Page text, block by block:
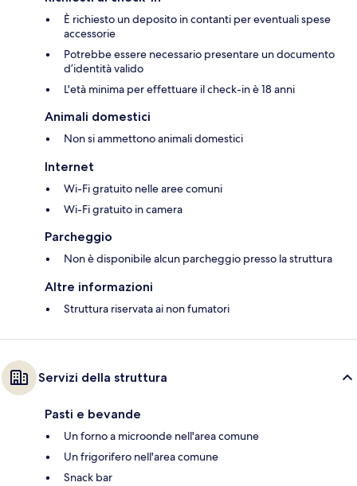
È richiesto un deposito in contanti per eventuali spese
accessorie
Potrebbe essere necessario presentare un documento
d’identità valido
L'età minima per effettuare il check-in è 18 anni
Animali domestici
Non si ammettono animali domestici
Internet
Wi-Fi gratuito nelle aree comuni
Wi-Fi gratuito in camera
Parcheggio
Non è disponibile alcun parcheggio presso la struttura
Altre informazioni
Struttura riservata ai non fumatori
Servizi della struttura
Pasti e bevande
Un forno a microonde nell'area comune
Un frigorifero nell'area comune
Snack bar